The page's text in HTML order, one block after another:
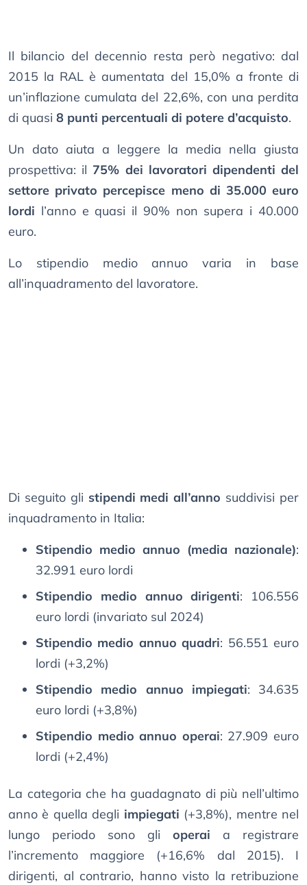
Il bilancio del decennio resta però negativo: dal
2015 la RAL è aumentata del 15,0% a fronte di
un’inflazione cumulata del 22,6%, con una perdita
di quasi 8 punti percentuali di potere d’acquisto.
Un dato aiuta a leggere la media nella giusta
prospettiva: il 75% dei lavoratori dipendenti del
settore privato percepisce meno di 35.000 euro
lordi l’anno e quasi il 90% non supera i 40.000
euro.
Lo stipendio medio annuo varia in base
all’inquadramento del lavoratore.
Di seguito gli stipendi medi all’anno suddivisi per
inquadramento in Italia:
Stipendio medio annuo (media nazionale):
32.991 euro lordi
Stipendio medio annuo dirigenti: 106.556
euro lordi (invariato sul 2024)
Stipendio medio annuo quadri: 56.551 euro
lordi (+3,2%)
Stipendio medio annuo
impiegati: 34.635
euro lordi (+3,8%)
Stipendio medio annuo operai: 27.909 euro
lordi (+2,4%)
La categoria che ha guadagnato di più nell’ultimo
anno è quella degli impiegati (+3,8%), mentre nel
lungo periodo sono gli operai a registrare
l’incremento maggiore (+16,6% dal 2015). I
dirigenti, al contrario, hanno visto la retribuzione